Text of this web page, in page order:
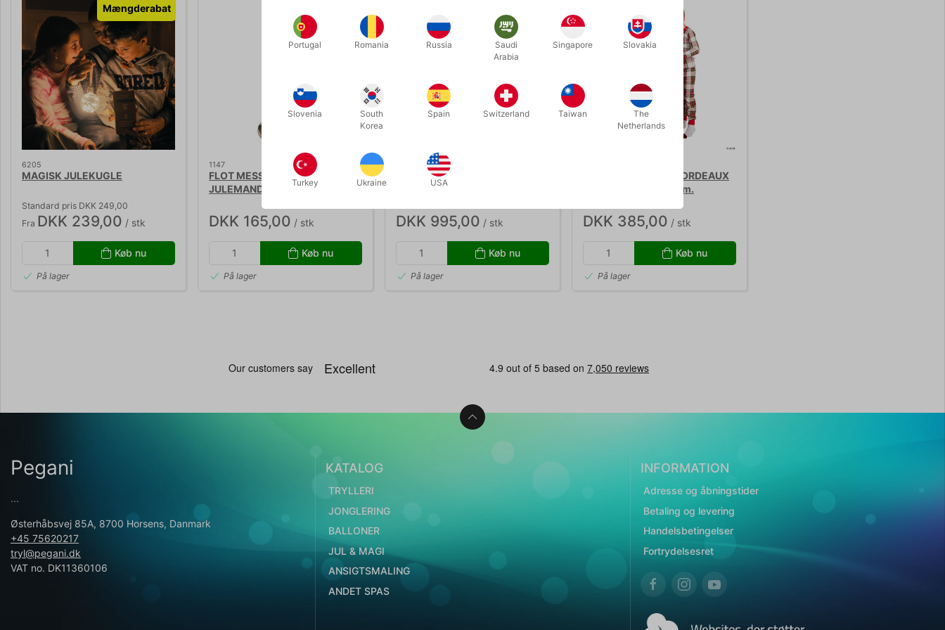
Mængderabat
6205
MAGISK JULEKUGLE
Standard pris DKK 249,00
Fra DKK 239,00 / stk
Køb nu
På lager
1147
FLOT MESSINGKLOKKE TIL
JULEMANDEN
DKK 165,00 / stk
Køb nu
På lager
JULEMANDSKÅBE
DKK 995,00 / stk
Køb nu
På lager
JULEMANDSSÆK I BORDEAUX
VELOUR 74 cm x 91 cm.
DKK 385,00 / stk
Køb nu
På lager
Pegani
...
Østerhåbsvej 85A, 8700 Horsens, Danmark
+45 75620217
tryl@pegani.dk
VAT no. DK11360106
KATALOG
TRYLLERI
JONGLERING
BALLONER
JUL & MAGI
ANSIGTSMALING
ANDET SPAS
INFORMATION
Adresse og åbningstider
Betaling og levering
Handelsbetingelser
Fortrydelsesret
Portugal Romania Russia
Saudi
Arabia
Singapore Slovakia
Slovenia
South
Korea
Spain Switzerland Taiwan
The
Netherlands
Turkey Ukraine USA